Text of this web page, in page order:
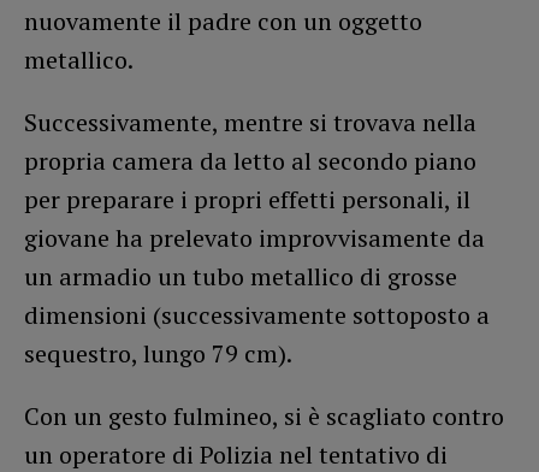
nuovamente il padre con un oggetto
metallico.
Successivamente, mentre si trovava nella
propria camera da letto al secondo piano
per preparare i propri effetti personali, il
giovane ha prelevato improvvisamente da
un armadio un tubo metallico di grosse
dimensioni (successivamente sottoposto a
sequestro, lungo 79 cm).
Con un gesto fulmineo, si è scagliato contro
un operatore di Polizia nel tentativo di